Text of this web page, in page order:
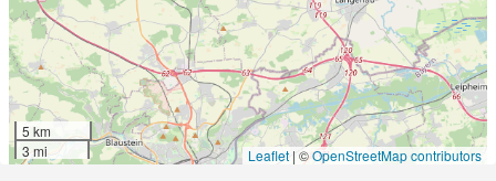
5 km
3 mi
Leaflet | ©OpenStreetMap contributors